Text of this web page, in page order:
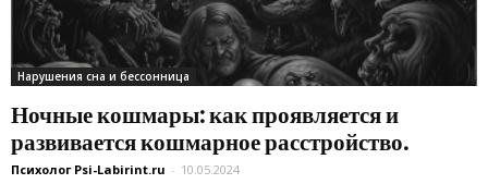
Нарушения сна и бессонница
Ночные кошмары: как проявляется и
развивается кошмарное расстройство.
Психолог Psi-Labirint.ru - 10.05.2024